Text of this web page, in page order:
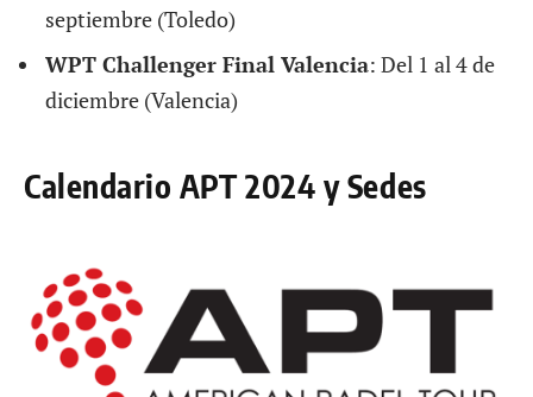
septiembre (Toledo)
WPT Challenger Final Valencia: Del 1 al 4 de
diciembre (Valencia)
Calendario APT 2024 y Sedes